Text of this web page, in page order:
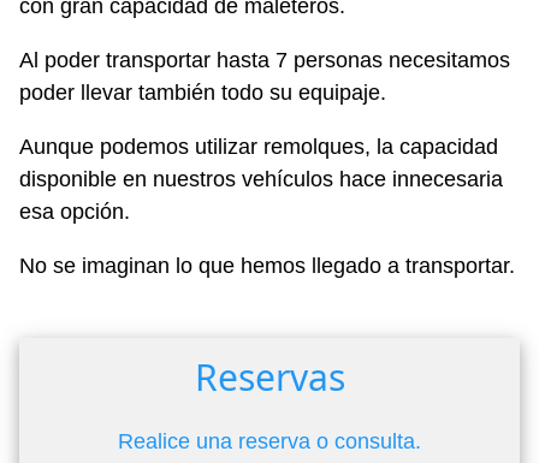
con gran capacidad de maleteros.
Al poder transportar hasta 7 personas necesitamos
poder llevar también todo su equipaje.
Aunque podemos utilizar remolques, la capacidad
disponible en nuestros vehículos hace innecesaria
esa opción.
No se imaginan lo que hemos llegado a transportar.
Reservas
Realice una reserva o consulta.